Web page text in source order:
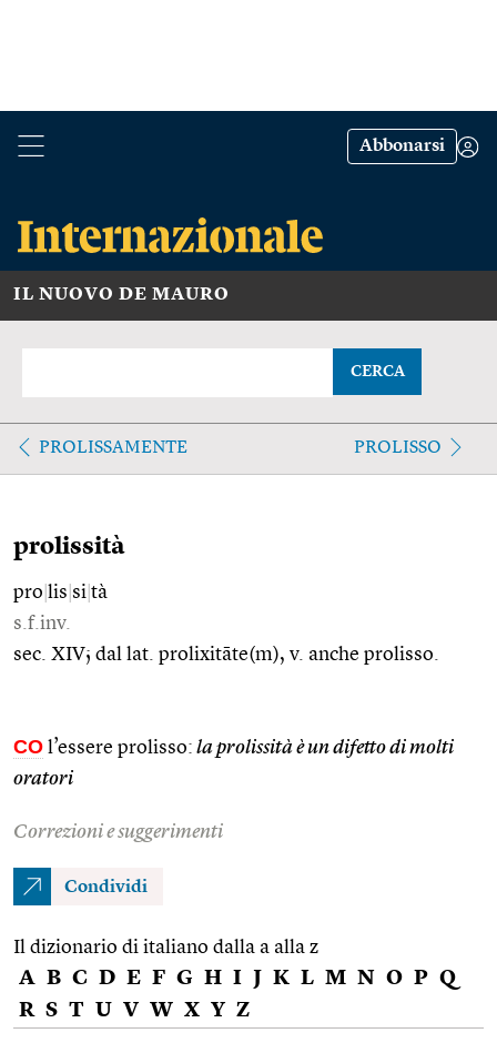
Abbonarsi
IL NUOVO DE MAURO
CERCA
PROLISSAMENTE PROLISSO
prolissità
pro lis si tà
s.f.inv.
sec. XIV; dal lat. prolixitāte(m), v. anche prolisso.
CO l’essere prolisso: la prolissità è un difetto di molti
oratori
Correzioni e suggerimenti
Condividi
Il dizionario di italiano dalla a alla z
A B C D E F G H I J K L M N O P Q
R S T U V W X Y Z